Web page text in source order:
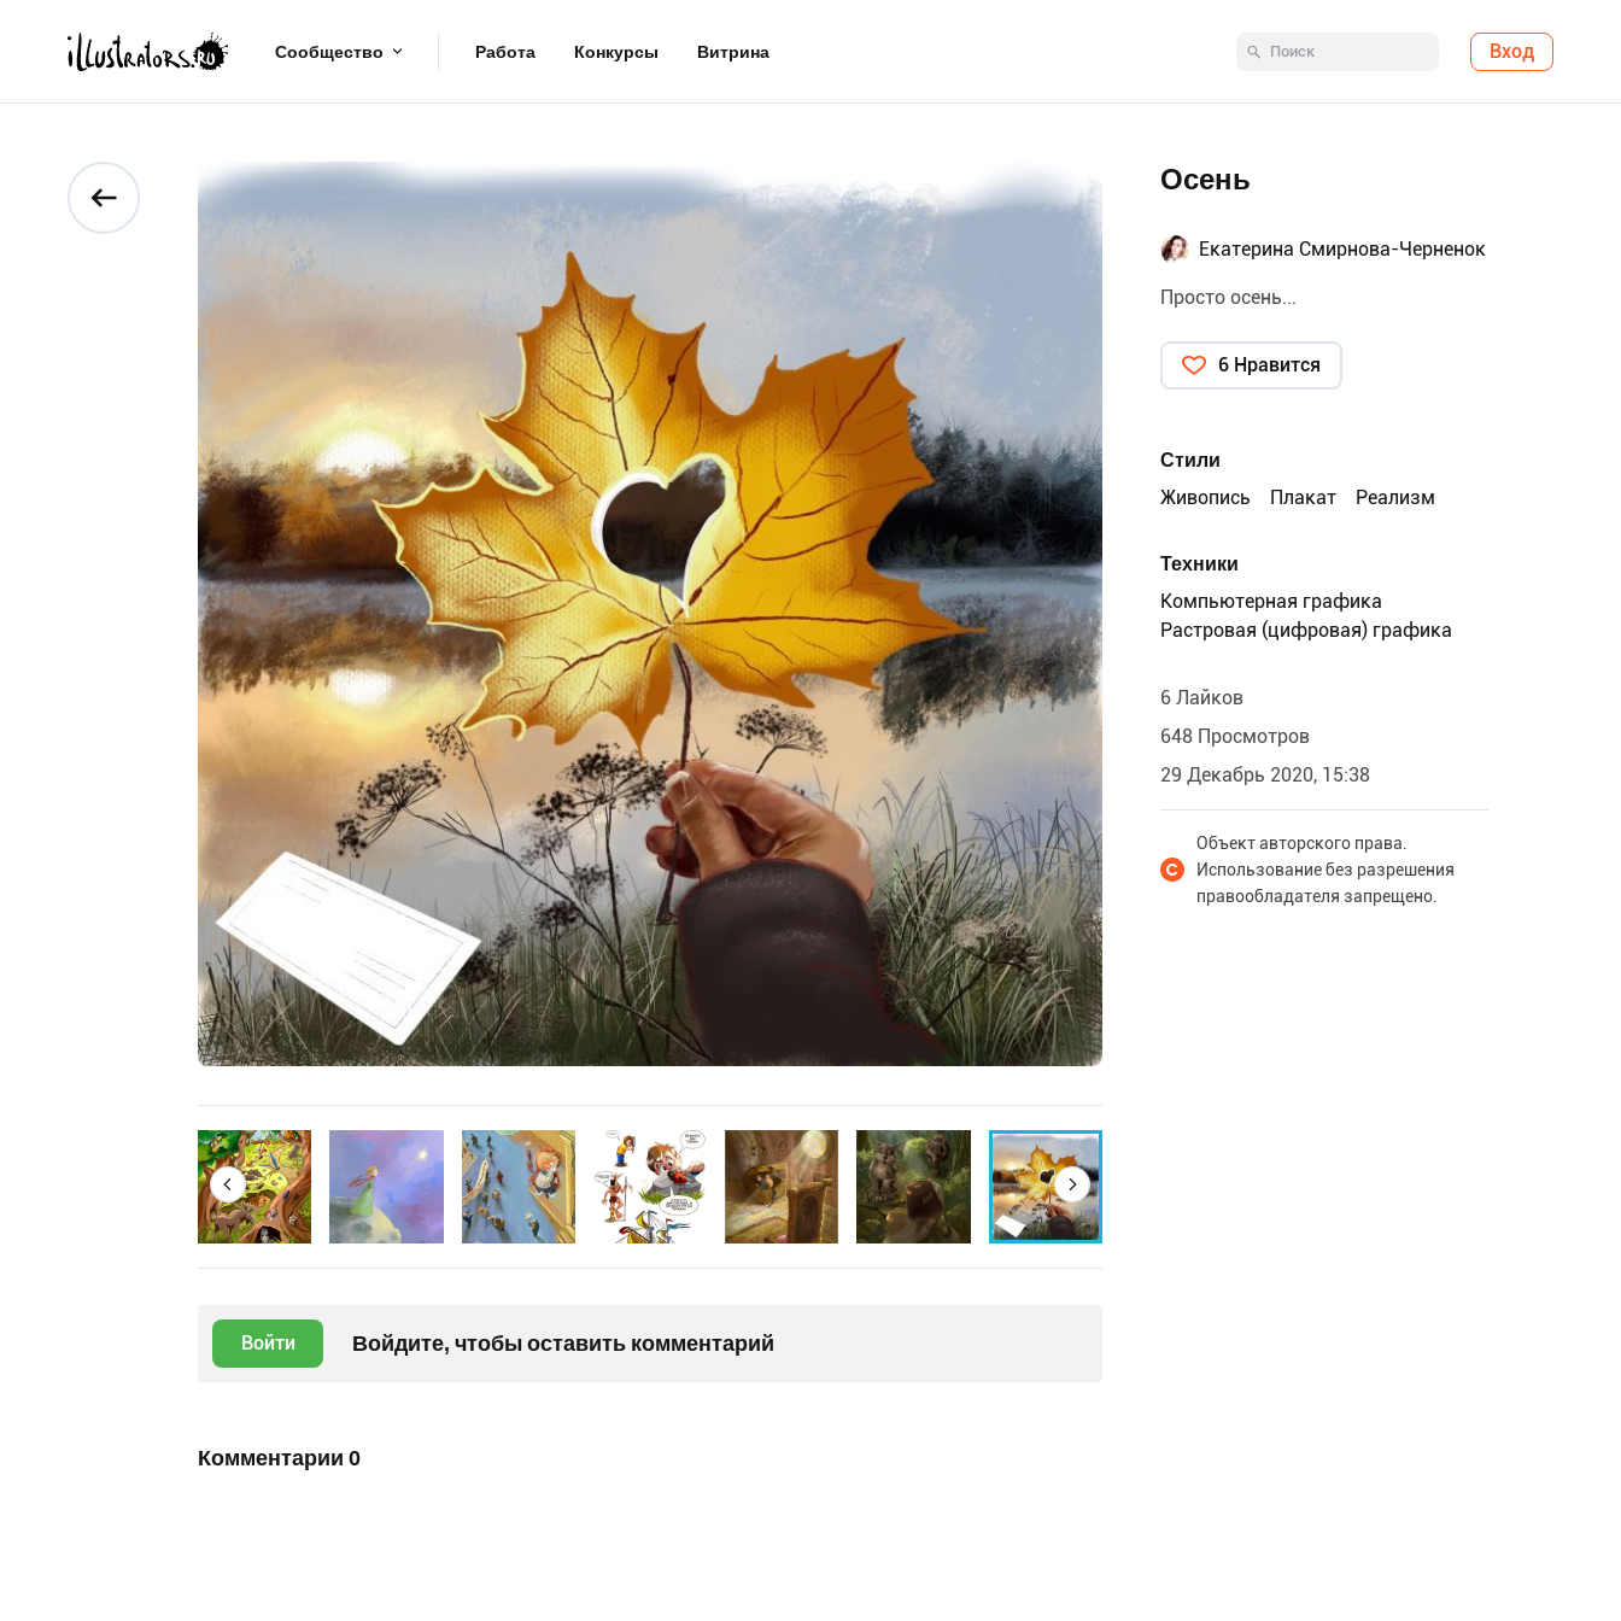
Сообщество Работа Конкурсы Витрина Вход
Войти Войдите, чтобы оставить комментарий
Комментарии 0
Осень
Екатерина Смирнова-Черненок
Просто осень...
6 Нравится
Стили
Живопись
Плакат Реализм
Техники
Компьютерная графика
Растровая (цифровая) графика
6 Лайков
648 Просмотров
29 Декабрь 2020, 15:38
Объект авторского права.
Использование без разрешения
правообладателя запрещено.